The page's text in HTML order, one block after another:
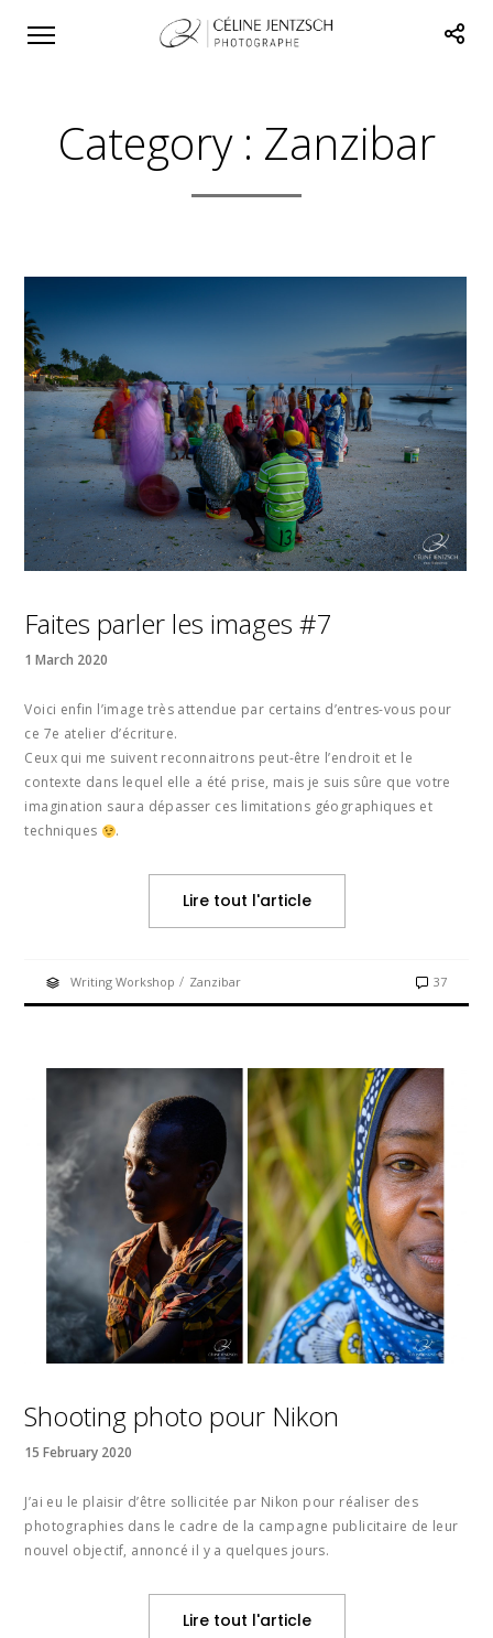
Category : Zanzibar
Faites parler les images #7
1 March 2020
Voici enfin l’image très attendue par certains d’entres-vous pour
ce 7e atelier d’écriture.
Ceux qui me suivent reconnaitrons peut-être l’endroit et le
contexte dans lequel elle a été prise, mais je suis sûre que votre
imagination saura dépasser ces limitations géographiques et
techniques
.
Lire tout l'article
Writing Workshop / Zanzibar 37
Shooting photo pour Nikon
15 February 2020
J’ai eu le plaisir d’être sollicitée par Nikon pour réaliser des
photographies dans le cadre de la campagne publicitaire de leur
nouvel objectif, annoncé il y a quelques jours.
Lire tout l'article